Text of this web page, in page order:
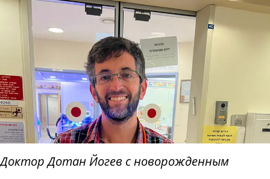
Доктор Дотан Йогев с новорожденным